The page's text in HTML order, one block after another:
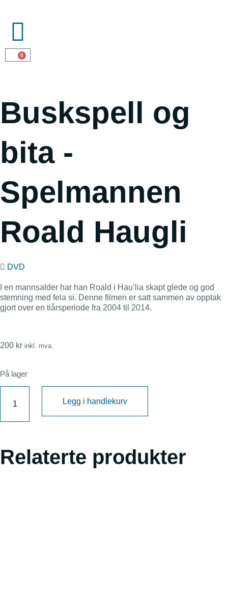
0
Buskspell og
bita -
Spelmannen
Roald Haugli
DVD
I en mannsalder har han Roald i Hau’lia skapt glede og god
stemning med fela si. Denne filmen er satt sammen av opptak
gjort over en tiårsperiode fra 2004 til 2014.
200 kr inkl. mva.
På lager
Legg i handlekurv
Relaterte produkter